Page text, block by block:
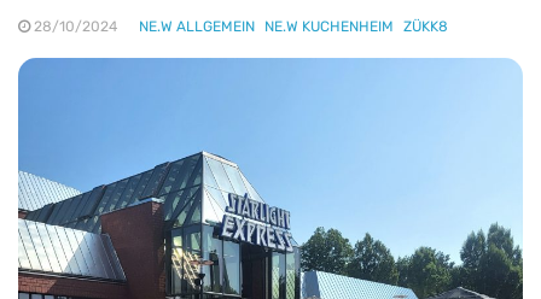
28/10/2024 NE.W ALLGEMEIN NE.W KUCHENHEIM ZÜKK8